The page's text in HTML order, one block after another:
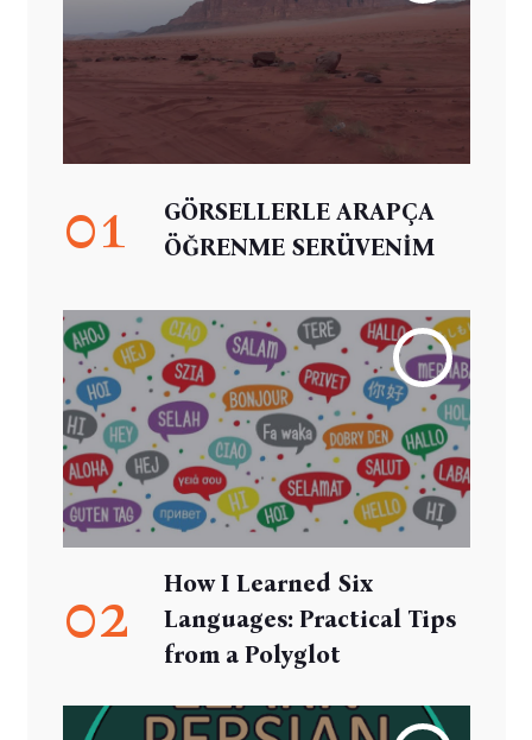
01
GÖRSELLERLE ARAPÇA
ÖĞRENME SERÜVENİM
02
How I Learned Six
Languages: Practical Tips
from a Polyglot